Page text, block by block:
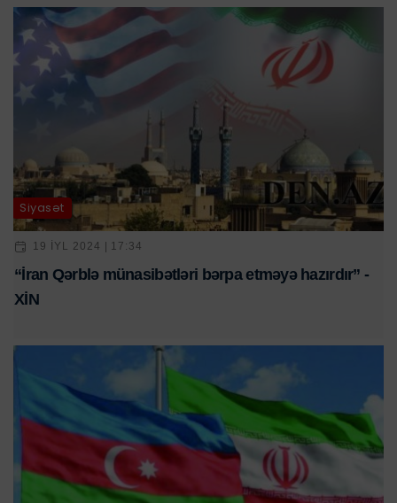
Siyasət
19 IYL 2024 | 17:34
“İran Qərblə münasibətləri bərpa etməyə hazırdır” -
XİN